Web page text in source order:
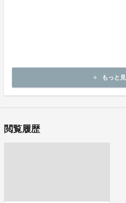
目標達成型、実行確約型を問わず決済
add もっと
閲覧履歴